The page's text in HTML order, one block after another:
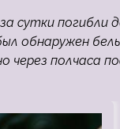
сутки погибли
обнаружен
полчаса